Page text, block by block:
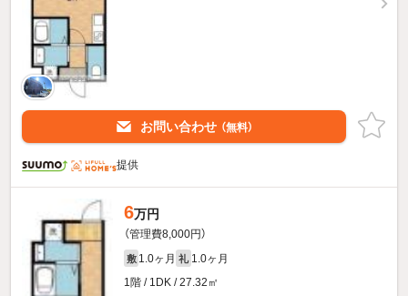
お問い合わせ （無料）
提供
6万円
（管理費8,000円）
敷 1.0ヶ月 礼 1.0ヶ月
1階 / 1DK / 27.32㎡